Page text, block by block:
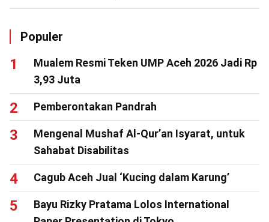
Populer
Mualem Resmi Teken UMP Aceh 2026 Jadi Rp
3,93 Juta
Pemberontakan Pandrah
Mengenal Mushaf Al-Qur’an Isyarat, untuk
Sahabat Disabilitas
Cagub Aceh Jual ‘Kucing dalam Karung’
Bayu Rizky Pratama Lolos International